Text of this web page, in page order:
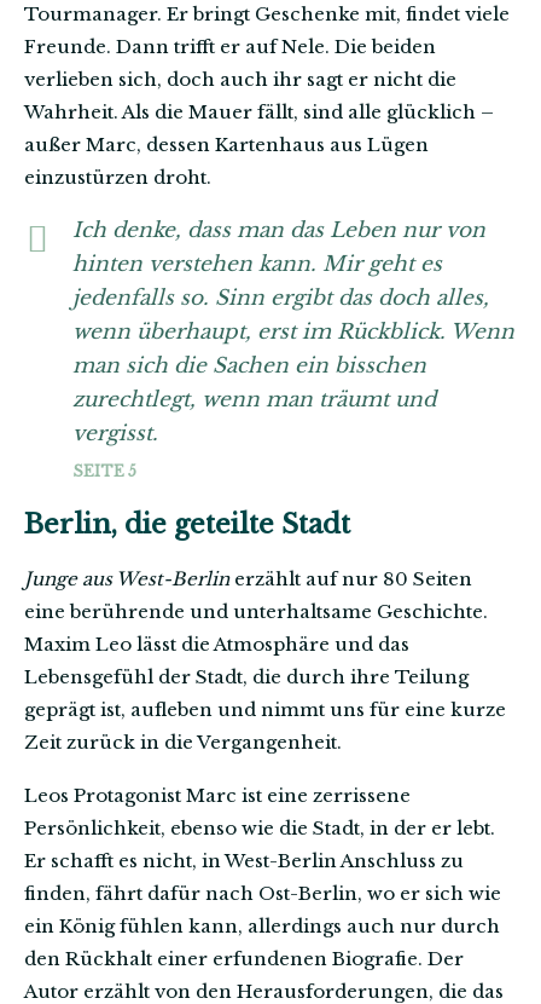
Tourmanager. Er bringt Geschenke mit, findet viele
Freunde. Dann trifft er auf Nele. Die beiden
verlieben sich, doch auch ihr sagt er nicht die
Wahrheit. Als die Mauer fällt, sind alle glücklich –
außer Marc, dessen Kartenhaus aus Lügen
einzustürzen droht.
Ich denke, dass man das Leben nur von
hinten verstehen kann. Mir geht es
jedenfalls so. Sinn ergibt das doch alles,
wenn überhaupt, erst im Rückblick. Wenn
man sich die Sachen ein bisschen
zurechtlegt, wenn man träumt und
vergisst.
SEITE 5
Berlin, die geteilte Stadt
Junge aus West-Berlinerzählt auf nur 80 Seiten
eine berührende und unterhaltsame Geschichte.
Maxim Leo lässt die Atmosphäre und das
Lebensgefühl der Stadt, die durch ihre Teilung
geprägt ist, aufleben und nimmt uns für eine kurze
Zeit zurück in die Vergangenheit.
Leos Protagonist Marc ist eine zerrissene
Persönlichkeit, ebenso wie die Stadt, in der er lebt.
Er schafft es nicht, in West-Berlin Anschluss zu
finden, fährt dafür nach Ost-Berlin, wo er sich wie
ein König fühlen kann, allerdings auch nur durch
den Rückhalt einer erfundenen Biografie. Der
Autor erzählt von den Herausforderungen, die das